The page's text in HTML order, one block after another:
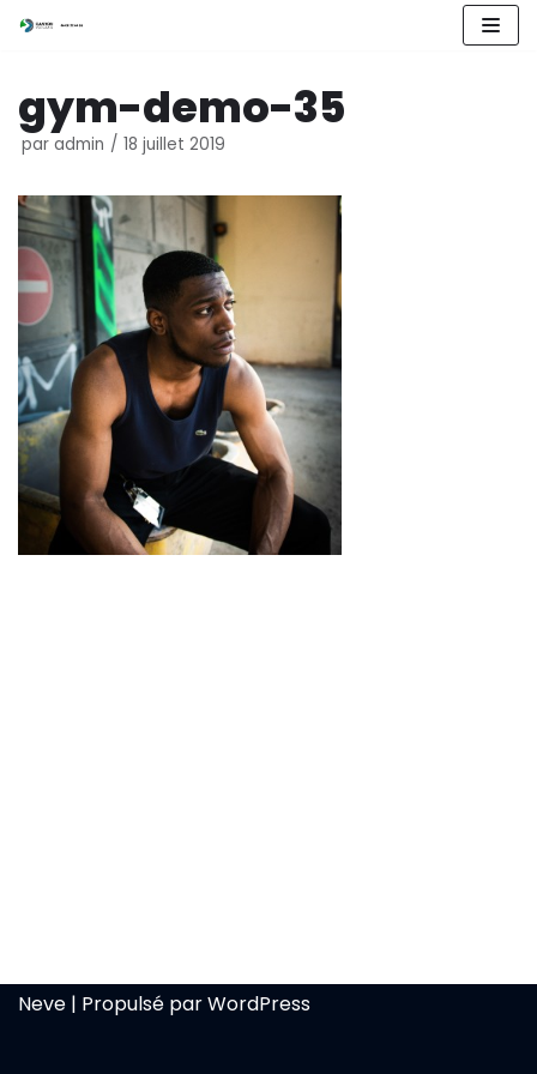
au
contenu
gym-demo-35
par admin 18 juillet 2019
Neve | Propulsé parWordPress